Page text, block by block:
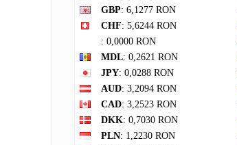
GBP: 6,1277 RON
CHF: 5,6244 RON
: 0,0000 RON
MDL: 0,2621 RON
JPY: 0,0288 RON
AUD: 3,2094 RON
CAD: 3,2523 RON
DKK: 0,7030 RON
PLN: 1,2230 RON